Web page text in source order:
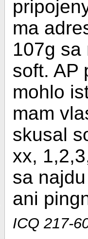
ma
107g sa
soft. AP
mohlo
mam
skusal
xx,
sa
ani
ICQ 217-